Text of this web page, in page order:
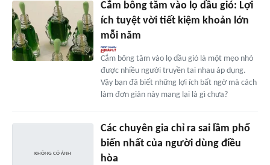
Cắm bông tăm vào lọ dầu gió: Lợi
ích tuyệt vời tiết kiệm khoản lớn
mỗi năm
Cắm bông tăm vào lọ dầu gió là một mẹo nhỏ
được nhiều người truyền tai nhau áp dụng.
Vậy bạn đã biết những lợi ích bất ngờ mà cách
làm đơn giản này mang lại là gì chưa?
Các chuyên gia chỉ ra sai lầm phổ
biến nhất của người dùng điều
hòa